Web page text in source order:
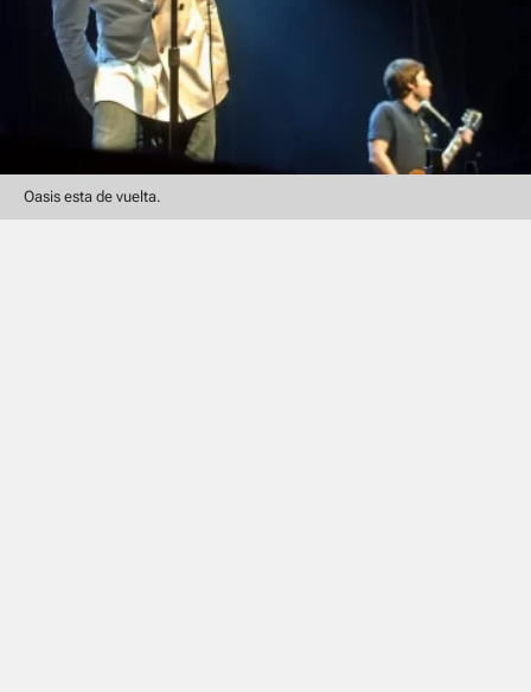
Oasis esta de vuelta.